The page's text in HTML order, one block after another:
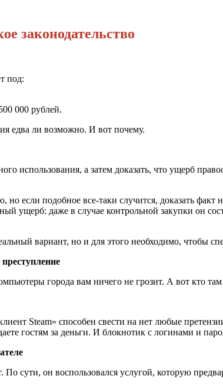
законодательство
под:
000 рублей.
едва ли возможно. И вот почему.
использования, а затем доказать, что ущерб
но если подобное все-таки случится, доказать
ущерб: даже в случае контрольной закупки он
вариант, но и для этого необходимо, чтобы
города вам ничего не грозит. А вот кто
Steam» способен свести на нет любые
гостям за деньги. И блокнотик с логинами и
По сути, он воспользовался услугой, которую